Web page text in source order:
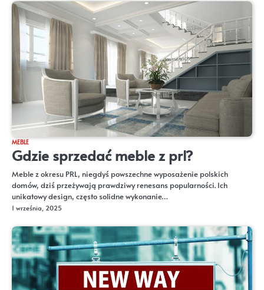
MEBLE
Gdzie sprzedać meble z prl?
Meble z okresu PRL, niegdyś powszechne wyposażenie polskich
domów, dziś przeżywają prawdziwy renesans popularności. Ich
unikatowy design, często solidne wykonanie…
1 września, 2025